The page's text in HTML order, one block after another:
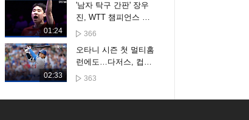
01:24
'남자 탁구 간판' 장우
진, WTT 챔피언스 요
코하마 16강 진출 [스
366
02:33
오타니 시즌 첫 멀티홈
런에도…다저스, 컵스
에 6-7 패하며 6연패 수
363